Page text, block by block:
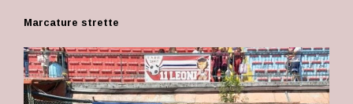
Marcature strette